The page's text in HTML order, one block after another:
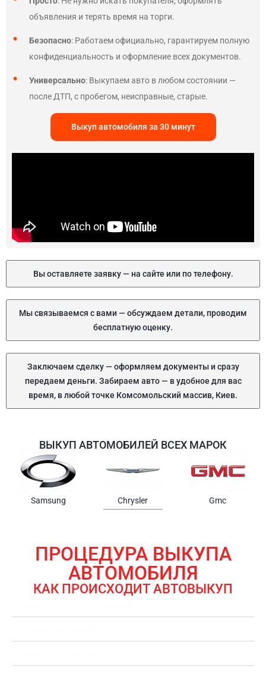
объявления и терять время на торги.
Безопасно: Работаем официально, гарантируем полную
конфиденциальность и оформление всех документов.
Универсально: Выкупаем авто в любом состоянии —
после ДТП, с пробегом, неисправные, старые.
Выкуп автомобиля за 30 минут
Вы оставляете заявку — на сайте или по телефону.
Мы связываемся с вами — обсуждаем детали, проводим
бесплатную оценку.
Заключаем сделку — оформляем документы и сразу
передаем деньги. Забираем авто — в удобное для вас
время, в любой точке Комсомольский массив, Киев.
ВЫКУП АВТОМОБИЛЕЙ ВСЕХ МАРОК
Samsung Chrysler Gmc
ПРОЦЕДУРА ВЫКУПА
АВТОМОБИЛЯ
КАК ПРОИСХОДИТ АВТОВЫКУП